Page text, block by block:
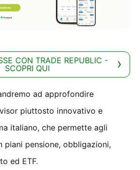
CON TRADE REPUBLIC -
SCOPRI QUI
ad approfondire
piuttosto innovativo e
italiano, che permette agli
piani pensione, obbligazioni,
ed ETF.